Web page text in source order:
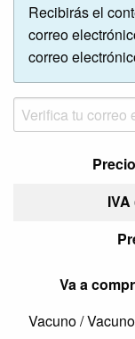
Recibirás el
correo
correo
IVA
Va a
Vacuno /